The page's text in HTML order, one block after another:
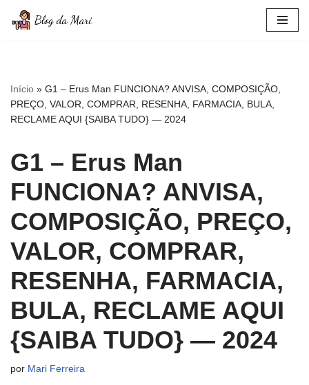
conteúdo
Início » G1 – Erus Man FUNCIONA? ANVISA, COMPOSIÇÃO,
PREÇO, VALOR, COMPRAR, RESENHA, FARMACIA, BULA,
RECLAME AQUI {SAIBA TUDO} — 2024
G1 – Erus Man
FUNCIONA? ANVISA,
COMPOSIÇÃO, PREÇO,
VALOR, COMPRAR,
RESENHA, FARMACIA,
BULA, RECLAME AQUI
{SAIBA TUDO} — 2024
por Mari Ferreira